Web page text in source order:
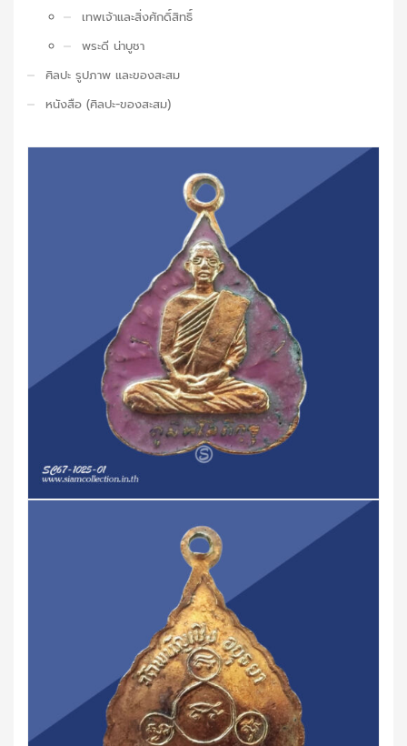
เทพเจ้าและสิ่งศักดิ์สิทธิ์
พระดี น่าบูชา
ศิลปะ รูปภาพ และของสะสม
หนังสือ (ศิลปะ-ของสะสม)